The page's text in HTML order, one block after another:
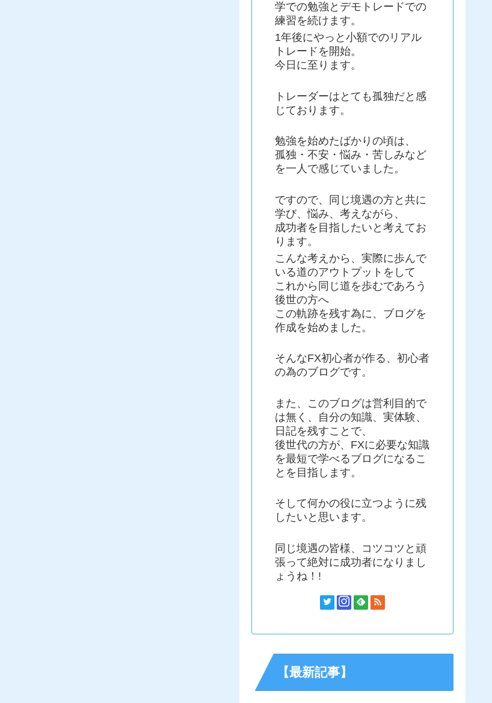
学での勉強とデモトレードでの
練習を続けます。
1年後にやっと小額でのリアル
トレードを開始。
今日に至ります。
トレーダーはとても孤独だと感
じております。
勉強を始めたばかりの頃は、
孤独・不安・悩み・苦しみなど
を一人で感じていました。
ですので、同じ境遇の方と共に
学び、悩み、考えながら、
成功者を目指したいと考えてお
ります。
こんな考えから、実際に歩んで
いる道のアウトプットをして
これから同じ道を歩むであろう
後世の方へ
この軌跡を残す為に、ブログを
作成を始めました。
そんなFX初心者が作る、初心者
の為のブログです。
また、このブログは営利目的で
は無く、自分の知識、実体験、
日記を残すことで、
後世代の方が、FXに必要な知識
を最短で学べるブログになるこ
とを目指します。
そして何かの役に立つように残
したいと思います。
同じ境遇の皆様、コツコツと頑
張って絶対に成功者になりまし
ょうね！!
【最新記事】